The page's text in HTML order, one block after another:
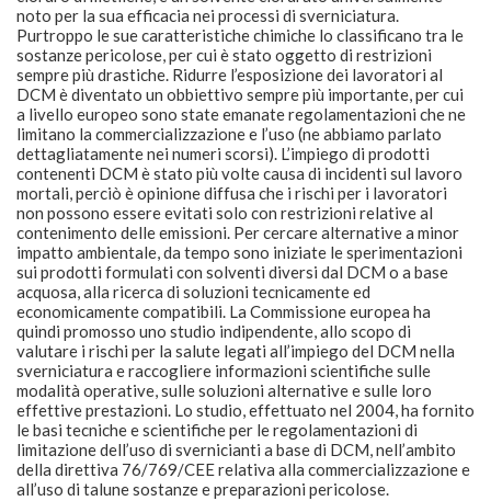
noto per la sua efficacia nei processi di sverniciatura.
Purtroppo le sue caratteristiche chimiche lo classificano tra le
sostanze pericolose, per cui è stato oggetto di restrizioni
sempre più drastiche. Ridurre l’esposizione dei lavoratori al
DCM è diventato un obbiettivo sempre più importante, per cui
a livello europeo sono state emanate regolamentazioni che ne
limitano la commercializzazione e l’uso (ne abbiamo parlato
dettagliatamente nei numeri scorsi). L’impiego di prodotti
contenenti DCM è stato più volte causa di incidenti sul lavoro
mortali, perciò è opinione diffusa che i rischi per i lavoratori
non possono essere evitati solo con restrizioni relative al
contenimento delle emissioni. Per cercare alternative a minor
impatto ambientale, da tempo sono iniziate le sperimentazioni
sui prodotti formulati con solventi diversi dal DCM o a base
acquosa, alla ricerca di soluzioni tecnicamente ed
economicamente compatibili. La Commissione europea ha
quindi promosso uno studio indipendente, allo scopo di
valutare i rischi per la salute legati all’impiego del DCM nella
sverniciatura e raccogliere informazioni scientifiche sulle
modalità operative, sulle soluzioni alternative e sulle loro
effettive prestazioni. Lo studio, effettuato nel 2004, ha fornito
le basi tecniche e scientifiche per le regolamentazioni di
limitazione dell’uso di svernicianti a base di DCM, nell’ambito
della direttiva 76/769/CEE relativa alla commercializzazione e
all’uso di talune sostanze e preparazioni pericolose.